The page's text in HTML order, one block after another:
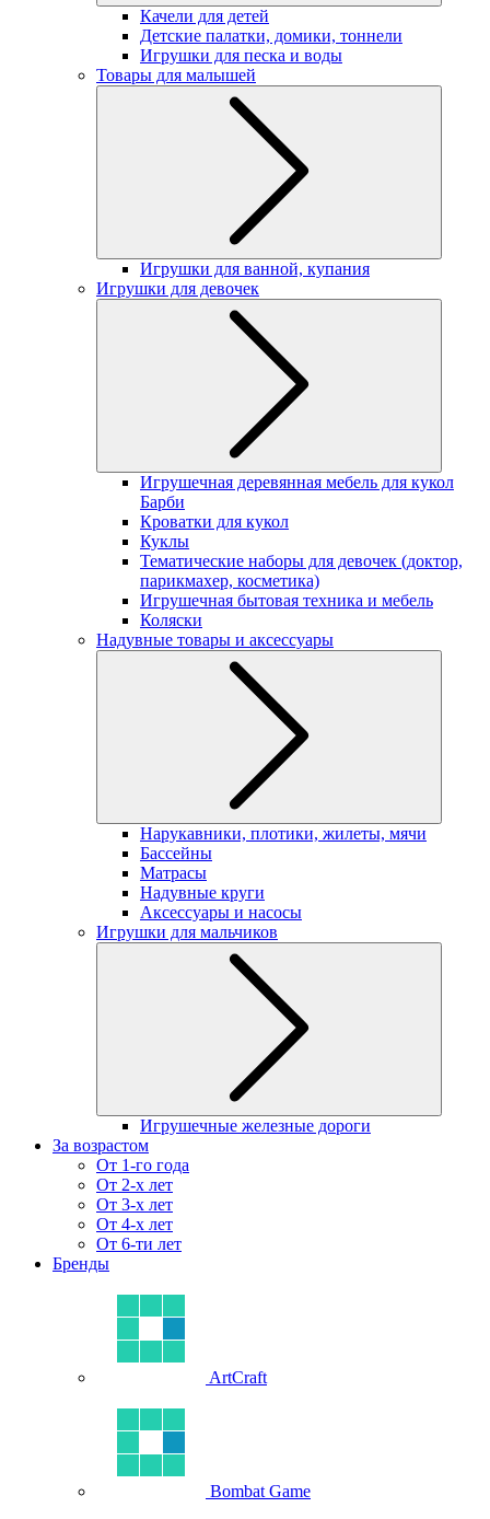
Качели для детей
Детские палатки, домики, тоннели
Игрушки для песка и воды
Товары для малышей
Игрушки для ванной, купания
Игрушки для девочек
Игрушечная деревянная мебель для кукол
Барби
Кроватки для кукол
Куклы
Тематические наборы для девочек (доктор,
парикмахер, косметика)
Игрушечная бытовая техника и мебель
Коляски
Надувные товары и аксессуары
Нарукавники, плотики, жилеты, мячи
Бассейны
Матрасы
Надувные круги
Аксессуары и насосы
Игрушки для мальчиков
Игрушечные железные дороги
За возрастом
От 1-го года
От 2-х лет
От 3-х лет
От 4-х лет
От 6-ти лет
Бренды
ArtCraft
Bombat Game